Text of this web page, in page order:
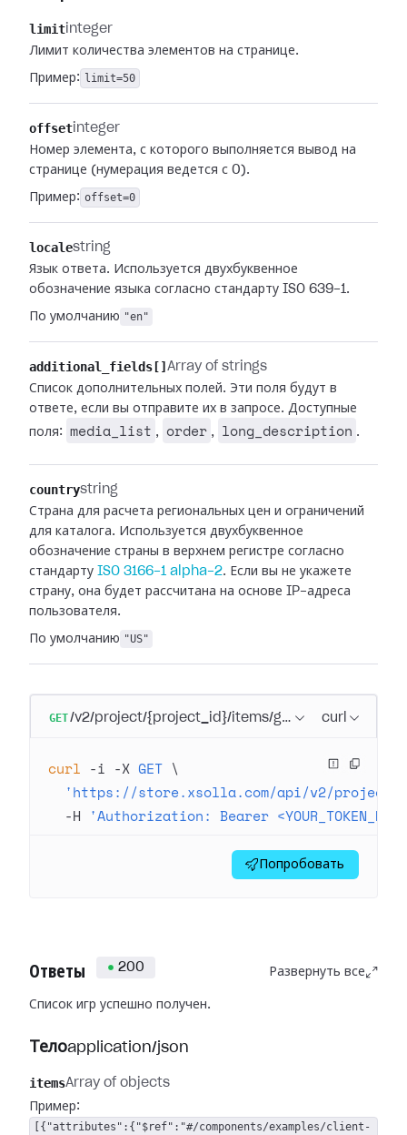
limit integer
Лимит количества элементов на странице.
Пример: limit=50
offset integer
Номер элемента, с которого выполняется вывод на
странице (нумерация ведется с 0).
Пример: offset=0
localestring
Язык ответа. Используется двухбуквенное
обозначение языка согласно стандарту ISO 639-1.
По умолчанию "en"
additional_fields[] Array of strings
Список дополнительных полей. Эти поля будут в
ответе, если вы отправите их в запросе. Доступные
поля:
media_list , order , long_description .
countrystring
Страна для расчета региональных цен и ограничений
для каталога. Используется двухбуквенное
обозначение страны в верхнем регистре согласно
стандарту ISO 3166-1 alpha-2. Если вы не укажете
страну, она будет рассчитана на основе IP-адреса
пользователя.
По умолчанию "US"
GET/v2/project/{project_id}/items/game curl
curl -i -X GET \
'https://store.xsolla.com/api/v2/
  -H
'Authorization: Bearer
Попробовать
Ответы 200 Развернуть все
Список игр успешно получен.
Телоapplication/json
itemsArray of objects
Пример:
[{"attributes":{"$ref":"#/components/examples/client-